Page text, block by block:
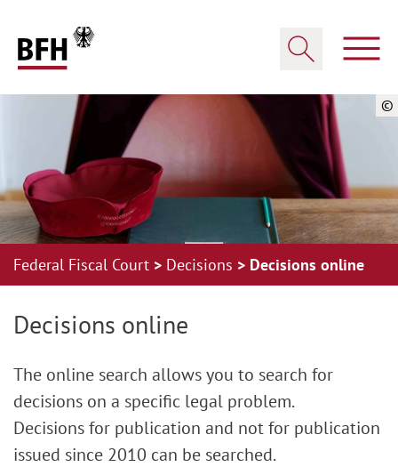
©
Federal Fiscal Court Decisions Decisions online
Decisions online
The online search allows you to search for
decisions on a specific legal problem.
Decisions for publication and not for publication
issued since 2010 can be searched.